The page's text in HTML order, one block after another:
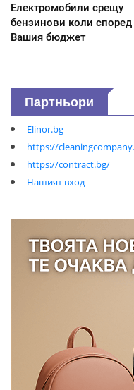
Електромобили срещу
бензинови коли според
Вашия бюджет
Партньори
Elinor.bg
https://
https://contract.bg/
Нашият вход